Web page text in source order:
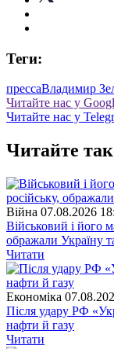
Теги:
прессаВладимир
Читайте нас у
Читайте нас у
Читайте
Війна 07.08.2026
Військовий і його
ображали Україну
Читати
Економіка
Після удару РФ
нафти й газу
Читати